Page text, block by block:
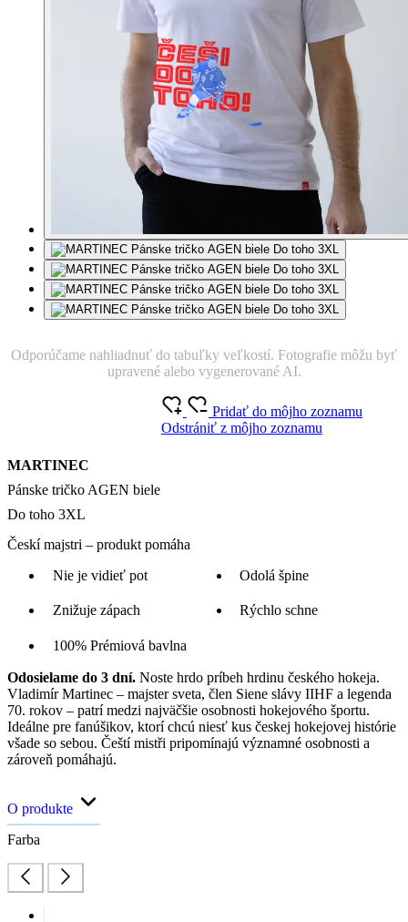
Odporúčame nahliadnuť do tabuľky veľkostí. Fotografie môžu byť
upravené alebo vygenerované AI.
MARTINEC
Pánske tričko AGEN biele
Do toho 3XL
Pridať do môjho zoznamu
Odstrániť z môjho zoznamu
Českí majstri – produkt pomáha
Nie je vidieť pot
Odolá špine
Znižuje zápach Rýchlo schne
100% Prémiová bavlna
Odosielame do 3 dní. Noste hrdo príbeh hrdinu českého hokeja.
Vladimír Martinec – majster sveta, člen Siene slávy IIHF a legenda
70. rokov – patrí medzi najväčšie osobnosti hokejového športu.
Ideálne pre fanúšikov, ktorí chcú niesť kus českej hokejovej histórie
všade so sebou. Čeští mistři pripomínajú významné osobnosti a
zároveň pomáhajú.
O produkte
Farba